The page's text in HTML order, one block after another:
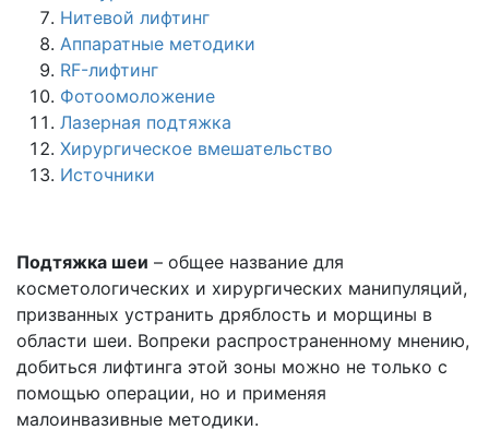
Нитевой лифтинг
Аппаратные методики
RF-лифтинг
Фотоомоложение
Лазерная подтяжка
Хирургическое вмешательство
Источники
Подтяжка шеи – общее название для
косметологических и хирургических манипуляций,
призванных устранить дряблость и морщины в
области шеи. Вопреки распространенному мнению,
добиться лифтинга этой зоны можно не только с
помощью операции, но и применяя
малоинвазивные методики.